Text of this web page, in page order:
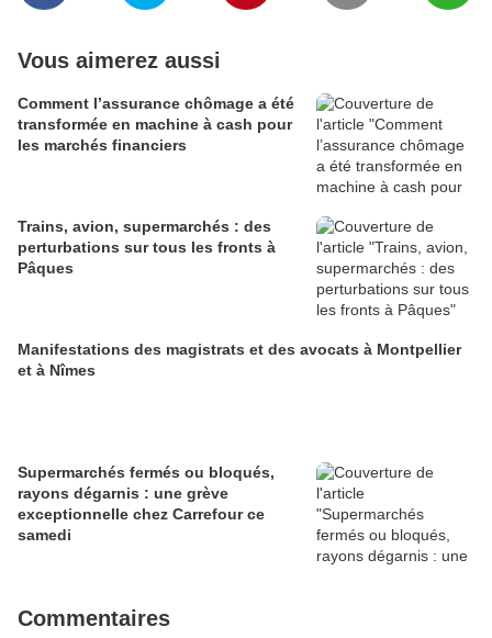
Vous aimerez aussi
Comment l’assurance chômage a été
transformée en machine à cash pour
les marchés financiers
Trains, avion, supermarchés : des
perturbations sur tous les fronts à
Pâques
Manifestations des magistrats et des avocats à Montpellier
et à Nîmes
Supermarchés fermés ou bloqués,
rayons dégarnis : une grève
exceptionnelle chez Carrefour ce
samedi
Commentaires